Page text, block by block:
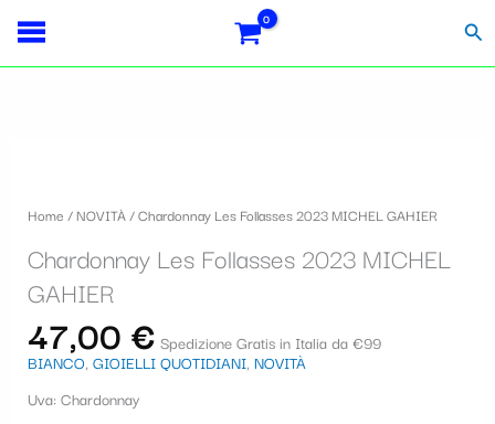
contenuto
Home /NOVITÀ/ Chardonnay Les Follasses 2023 MICHEL GAHIER
Chardonnay Les Follasses 2023 MICHEL
GAHIER
47,00 € Spedizione Gratis in Italia da €99
BIANCO, GIOIELLI QUOTIDIANI, NOVITÀ
Uva: Chardonnay
S
o
n
a
u
n
a
fiscale:
Carrello: